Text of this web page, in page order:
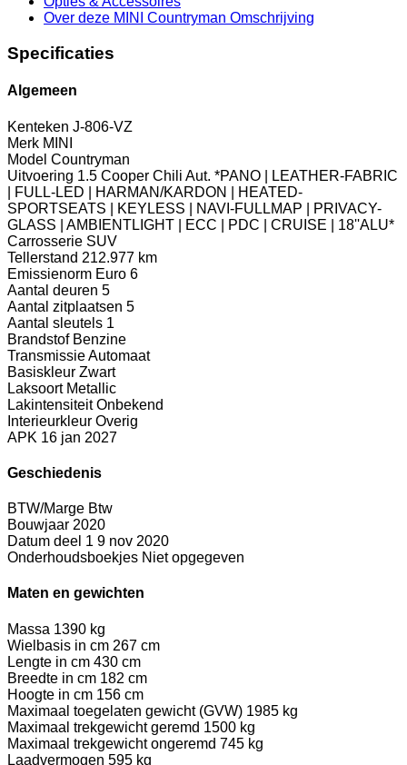
Over deze MINI Countryman Omschrijving
Specificaties
Algemeen
Kenteken J-806-VZ
Merk MINI
Model Countryman
Uitvoering 1.5 Cooper Chili Aut. *PANO | LEATHER-FABRIC
| FULL-LED | HARMAN/KARDON | HEATED-
SPORTSEATS | KEYLESS | NAVI-FULLMAP | PRIVACY-
GLASS | AMBIENTLIGHT | ECC | PDC | CRUISE | 18''ALU*
Carrosserie SUV
Tellerstand 212.977 km
Emissienorm Euro 6
Aantal deuren 5
Aantal zitplaatsen 5
Aantal sleutels 1
Brandstof Benzine
TransmissieAutomaat
Basiskleur Zwart
Laksoort Metallic
Lakintensiteit Onbekend
Interieurkleur Overig
APK 16 jan 2027
Geschiedenis
BTW/Marge Btw
Bouwjaar 2020
Datum deel 1 9 nov 2020
Onderhoudsboekjes Niet opgegeven
Maten en gewichten
Massa 1390 kg
Wielbasis in cm 267 cm
Lengte in cm 430 cm
Breedte in cm 182 cm
Hoogte in cm 156 cm
Maximaal toegelaten gewicht (GVW) 1985 kg
Maximaal trekgewicht geremd 1500 kg
Maximaal trekgewicht ongeremd 745 kg
Laadvermogen 595 kg